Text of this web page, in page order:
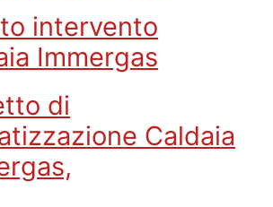
intervento
Immergas
di
Caldaia